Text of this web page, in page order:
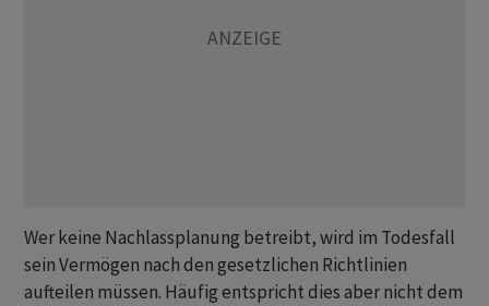
Wer keine Nachlassplanung betreibt, wird im Todesfall
sein Vermögen nach den gesetzlichen Richtlinien
aufteilen müssen. Häufig entspricht dies aber nicht dem